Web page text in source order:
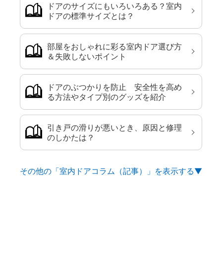
ドアのサイズにもいろいろある？室内
ドアの標準サイズとは？
部屋をおしゃれに彩る室内ドア選び方
＆失敗しないポイント
ドアのぶつかりを防止 安全性を高め
る方法やタイプ別のグッズを紹介
引き戸の滑りが悪いとき、原因と修理
のしかたは？
その他の「室内ドアコラム（記事）」を